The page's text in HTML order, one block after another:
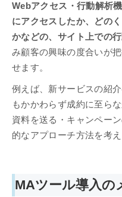
Webアクセス・行動解析
にアクセスしたか、どの
かなどの、サイト上での
み顧客の興味の度合いが
せます。
例えば、新サービスの紹
もかかわらず成約に至ら
資料を送る・キャンペー
的なアプローチ方法を考
MAツール導入の